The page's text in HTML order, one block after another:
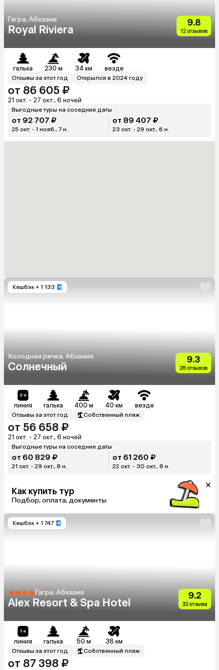
Гагра, Абхазия
Royal Riviera
9.8
12 отзывов
галька 230 м 34 км везде
Отзывы за этот год Открылся в 2024 году
от 86 605 ₽
21 окт. - 27 окт., 6 ночей
Выгодные туры на соседние даты
от 92 707 ₽
25 окт. - 1 нояб., 7 н.
от 89 407 ₽
23 окт. - 29 окт., 6 н.
Кешбэк + 1 133
Холодная речка, Абхазия
Солнечный
9.3
28 отзывов
линия галька 400 м 40 км везде
Отзывы за этот год Собственный пляж
от 56 658 ₽
21 окт. - 27 окт., 6 ночей
Выгодные туры на соседние даты
от 60 829 ₽
21 окт. - 29 окт., 8 н.
от 61 260 ₽
22 окт. - 30 окт., 8 н.
Как купить тур
Подбор, оплата, документы
Кешбэк + 1 747
Гагра, Абхазия
Alex Resort & Spa Hotel
9.2
32 отзыва
линия галька 50 м 38 км
Отзывы за этот год Собственный пляж
от 87 398 ₽